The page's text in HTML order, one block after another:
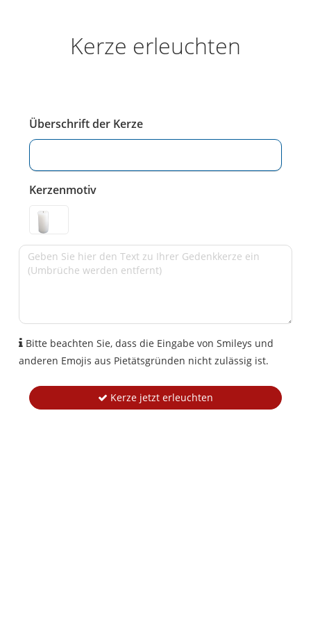
Kerze erleuchten
Überschrift der Kerze
Kerzenmotiv
Bitte beachten Sie, dass die Eingabe von Smileys und
anderen Emojis aus Pietätsgründen nicht zulässig ist.
Kerze jetzt erleuchten